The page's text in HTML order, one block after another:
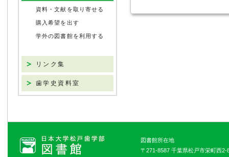
資料・文献を取り寄せる
購入希望を出す
学外の図書館を利用する
リンク集
歯学史資料室
図書館所在地
〒271-8587 千葉県松戸市栄町西2-